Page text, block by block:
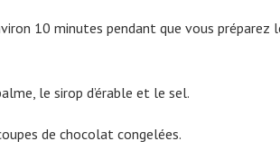
10 minutes pendant que vous préparez
le sirop d’érable et le sel.
de chocolat congelées.